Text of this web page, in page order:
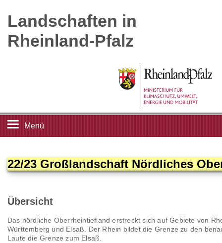
Landschaften in
Rheinland-Pfalz
Menü
Landschaftsleitbilder
Großlandschaften
Landschaftsräume
22/23 Großlandschaft Nördliches
Übersicht
Das nördliche Oberrheintiefland erstreckt sich auf Gebiete von
Württemberg und Elsaß. Der Rhein bildet die Grenze zu den
Laute die Grenze zum Elsaß.